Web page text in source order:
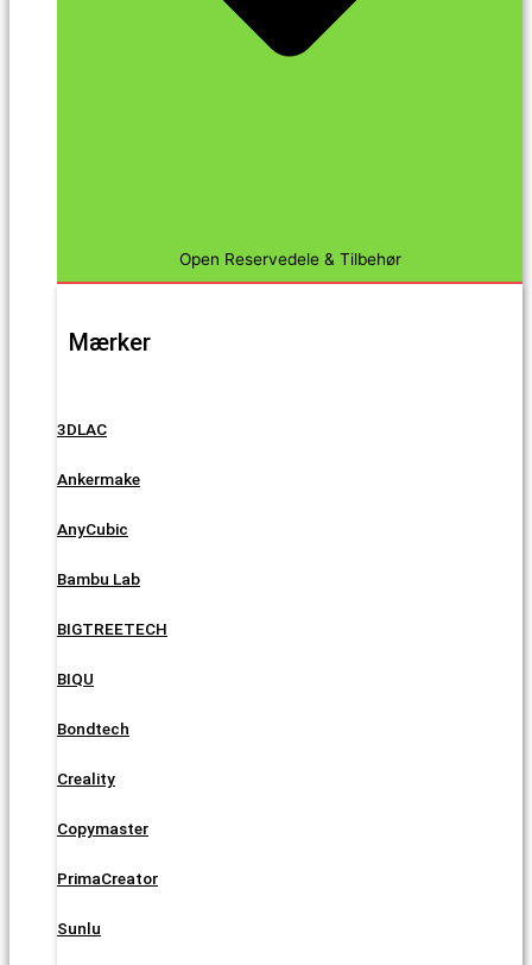
Open Reservedele & Tilbehør
Mærker
3DLAC
Ankermake
AnyCubic
Bambu Lab
BIGTREETECH
BIQU
Bondtech
Creality
Copymaster
PrimaCreator
Sunlu